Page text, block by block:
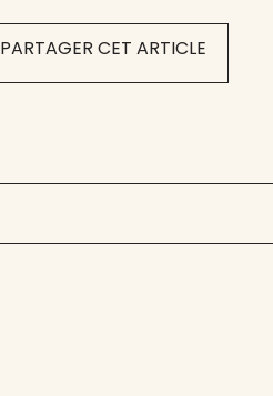
PARTAGER CET ARTICLE